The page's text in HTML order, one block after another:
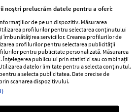
femei
Viva
Avantaje
Retete practice
Decizia ONJN nr. 821/25.09.2025.
sunt interzise minorilor.
noștri prelucrăm datele pentru a oferi:
de pe un dispozitiv. Măsurarea
profilurilor pentru selectarea conținutului
îmbunătățirea serviciilor. Crearea profilurilor de
profilurilor pentru selectarea publicității
pentru publicitate personalizată. Măsurarea
publicului prin statistici sau combinații
datelor limitate pentru a selecta conținutul.
a selecta publicitatea. Date precise de
scanarea dispozitivului.